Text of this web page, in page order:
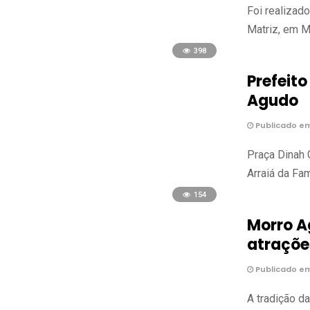
Foi
Matriz, em
398
Agudo
Publicado
Praça Dinah
Arraiá da
154
Morro
Publicado
A tradição